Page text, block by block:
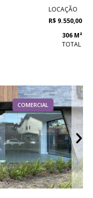
LOCAÇÃO
R$ 9.550,00
306 M²
TOTAL
COMERCIAL